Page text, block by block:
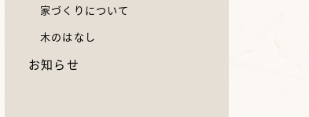
家づくりについて
木のはなし
お知らせ